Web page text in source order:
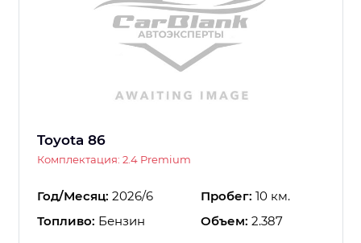
Toyota 86
Комплектация: 2.4 Premium
Год/Месяц: 2026/6 Пробег: 10 км.
Топливо: Бензин Объем: 2.387